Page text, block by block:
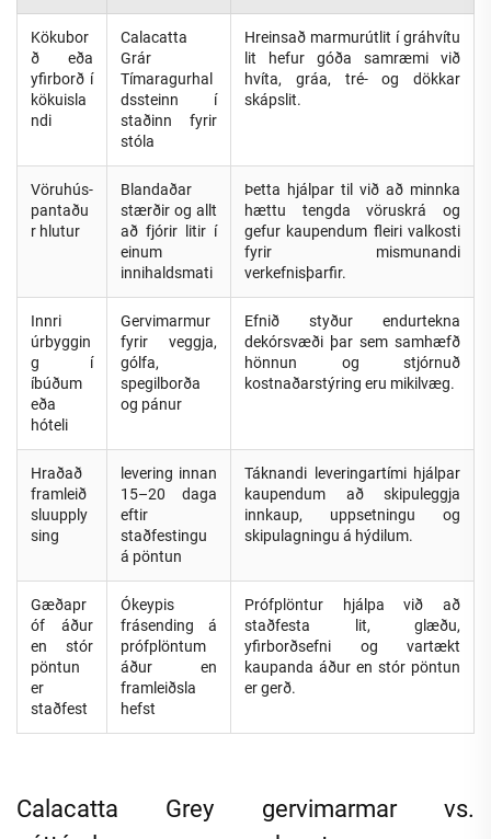
Kökubor
ð eða
yfirborð í
kökuisla
ndi
Calacatta
Grár
Tímaragurhal
dssteinn í
staðinn fyrir
stóla
Hreinsað marmurútlit í gráhvítu
lit hefur góða samræmi við
hvíta, gráa, tré- og dökkar
skápslit.
Vöruhús-
pantaðu
r hlutur
Blandaðar
stærðir og allt
að fjórir litir í
einum
innihaldsmati
Þetta hjálpar til við að minnka
hættu tengda vöruskrá og
gefur kaupendum fleiri valkosti
fyrir mismunandi
verkefnisþarfir.
Innri
úrbyggin
g í
íbúðum
eða
hóteli
Gervimarmur
fyrir veggja,
gólfa,
spegilborða
og pánur
Efnið styður endurtekna
dekórsvæði þar sem samhæfð
hönnun og stjórnuð
kostnaðarstýring eru mikilvæg.
Hraðað
framleið
sluupply
sing
levering innan
15–20 daga
eftir
staðfestingu
á pöntun
Táknandi leveringartími hjálpar
kaupendum að skipuleggja
innkaup, uppsetningu og
skipulagningu á hýdilum.
Gæðapr
óf áður
en stór
pöntun
er
staðfest
Ókeypis
frásending á
prófplöntum
áður en
framleiðsla
hefst
Prófplöntur hjálpa við að
staðfesta lit, glæðu,
yfirborðsefni og vartækt
kaupanda áður en stór pöntun
er gerð.
Calacatta Grey gervimarmar vs.